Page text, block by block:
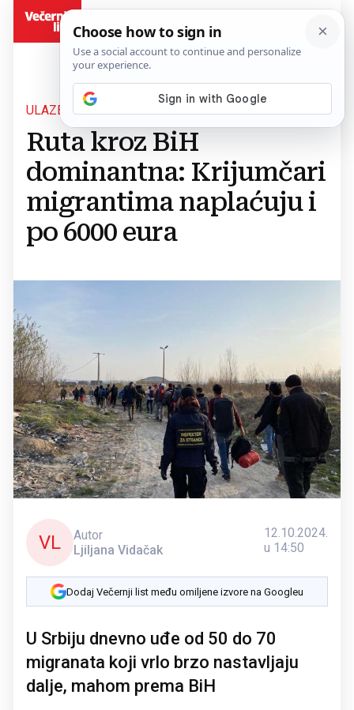
ULAZE U SRBIJU, PA IDU U BIH
Ruta kroz BiH
dominantna: Krijumčari
migrantima naplaćuju i
po 6000 eura
VL
Autor
Ljiljana Vidačak
12.10.2024.
u 14:50
Dodaj Večernji list među omiljene izvore na Googleu
U Srbiju dnevno uđe od 50 do 70
migranata koji vrlo brzo nastavljaju
dalje, mahom prema BiH